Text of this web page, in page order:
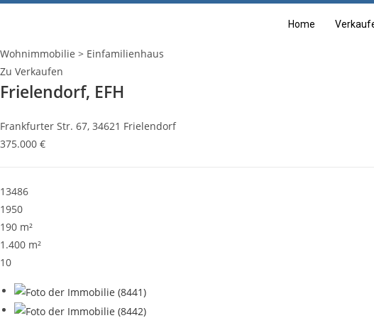
Home
Wohnimmobilie > Einfamilienhaus
Zu Verkaufen
Frielendorf, EFH
Frankfurter Str. 67, 34621 Frielendorf
375.000 €
13486
1950
190 m²
1.400 m²
10